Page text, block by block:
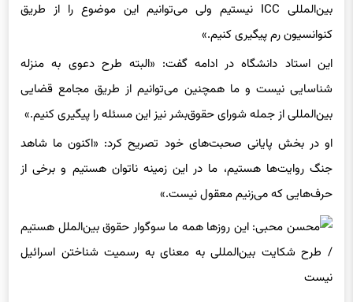
بین‌المللی ICC نیستیم ولی می‌توانیم این موضوع را از طریق
کنوانسیون رم پیگیری کنیم.»
این استاد دانشگاه در ادامه گفت: «البته طرح دعوی به منزله
شناسایی نیست و ما همچنین می‌توانیم از طریق مجامع قضایی
بین‌المللی از جمله شورای حقوق‌بشر نیز این مسئله را پیگیری کنیم.»
او در بخش پایانی صحبت‌های خود تصریح کرد: «اکنون ما شاهد
جنگ روایت‌ها هستیم، ما در این زمینه ناتوان هستیم و برخی از
حرف‌هایی که می‌زنیم معقول نیست.»